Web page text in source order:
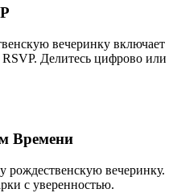
вечеринку включает
Делитесь цифрово или
Времени
рождественскую вечеринку.
с уверенностью.